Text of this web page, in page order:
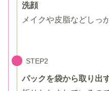
洗顔
メイクや皮脂などしっ
STEP2
パックを袋から取り出